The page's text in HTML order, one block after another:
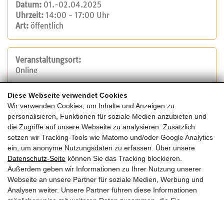
Diese Webseite verwendet Cookies
Wir verwenden Cookies, um Inhalte und Anzeigen zu
personalisieren, Funktionen für soziale Medien anzubieten und
die Zugriffe auf unsere Webseite zu analysieren. Zusätzlich
setzen wir Tracking-Tools wie Matomo und/oder Google Analytics
ein, um anonyme Nutzungsdaten zu erfassen. Über unsere
Datenschutz-Seite können Sie das Tracking blockieren.
Außerdem geben wir Informationen zu Ihrer Nutzung unserer
Webseite an unsere Partner für soziale Medien, Werbung und
Analysen weiter. Unsere Partner führen diese Informationen
Datum: 01.-02.04.2025
Uhrzeit: 14:00 - 17:00 Uhr
Art: öffentlich
Veranstaltungsort:
Online
Veranstalter:
Überbau Bildungs-GmbH
Tel.: +43 1 934 66 59
E-Mail:akademie@ueberbau.at
Website
Kosten:
€ 580,- zzgl. 20% USt.